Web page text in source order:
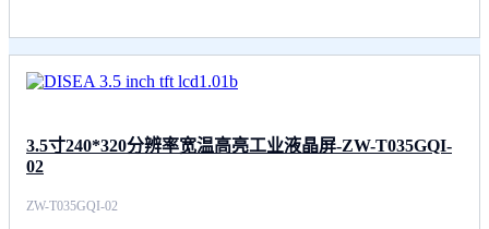
3.5寸240*320分辨率宽温高亮工业液晶屏-ZW-T035GQI-
02
ZW-T035GQI-02